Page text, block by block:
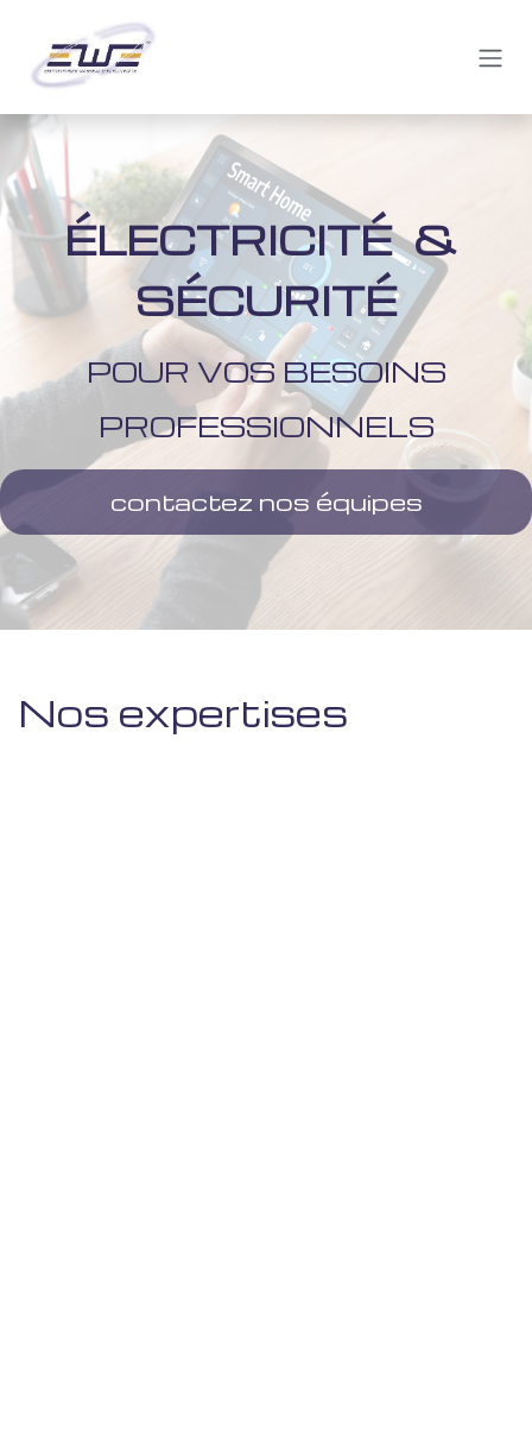
ÉLECTRICITÉ &
SÉCURITÉ
POUR VOS BESOINS
PROFESSIONNELS
contactez nos équipes
Nos expertises